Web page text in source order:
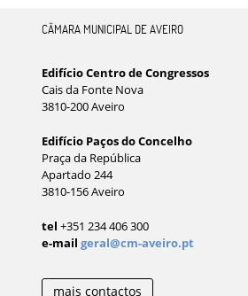
CÂMARA MUNICIPAL DE AVEIRO
Edifício Centro de Congressos
Cais da Fonte Nova
3810-200 Aveiro
Edifício Paços do Concelho
Praça da República
Apartado 244
3810-156 Aveiro
tel +351 234 406 300
e-mail geral@cm-aveiro.pt
mais contactos